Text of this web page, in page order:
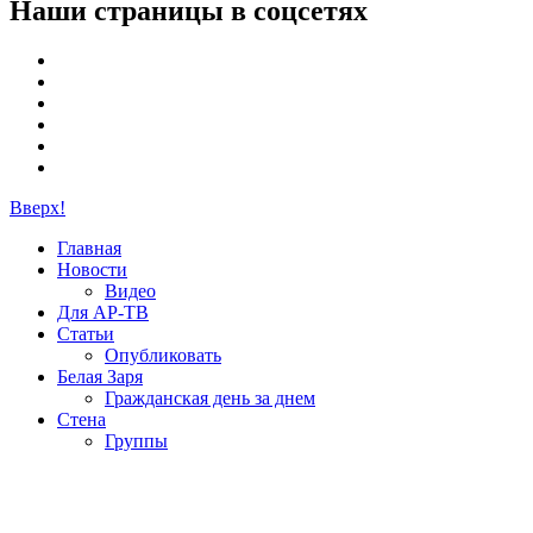
Наши страницы в соцсетях
Вверх!
Главная
Новости
Видео
Для АР-ТВ
Статьи
Опубликовать
Белая Заря
Гражданская день за днем
Стена
Группы